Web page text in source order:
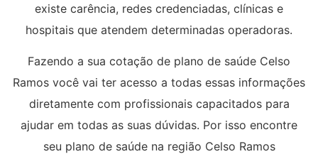
existe carência, redes credenciadas, clínicas e
hospitais que atendem determinadas operadoras.
Fazendo a sua cotação de plano de saúde Celso
Ramos você vai ter acesso a todas essas informações
diretamente com profissionais capacitados para
ajudar em todas as suas dúvidas. Por isso encontre
seu plano de saúde na região Celso Ramos